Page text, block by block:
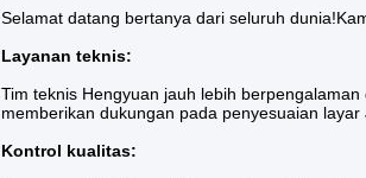
Selamat datang bertanya dari seluruh
Layanan teknis:
Tim teknis Hengyuan jauh lebih
memberikan dukungan pada penyesuaian layar
Kontrol kualitas: